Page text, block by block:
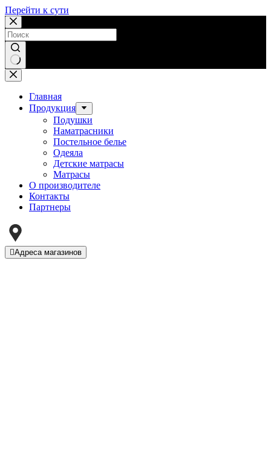
Перейти к сути
Ничего
не
найденоГлавная
Продукция
Подушки
Наматрасники
Постельное белье
Одеяла
Детские матрасы
Матрасы
О производителе
Контакты
Партнеры
Адреса магазинов